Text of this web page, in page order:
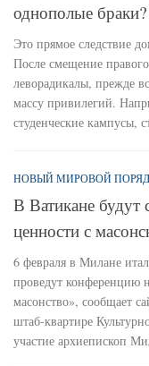
однополые браки?
Это прямое следствие
После смещение
леворадикалы, прежде
массу привилегий.
студенческие кампусы,
НОВЫЙ МИРОВОЙ
В Ватикане будут
ценности с
6 февраля в Милане
проведут конференцию
масонство», сообщает
штаб-квартире
участие архиепископ